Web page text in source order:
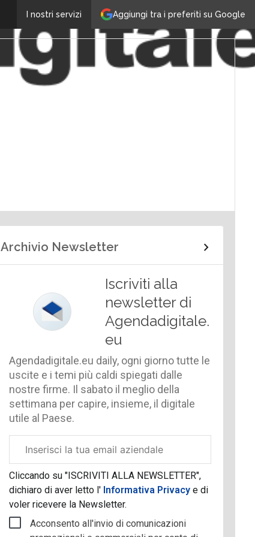
Aggiungi tra i preferiti su Google
I nostri servizi
Archivio Newsletter
Iscriviti alla
newsletter di
Agendadigitale.
eu
Agendadigitale.eu daily, ogni giorno tutte le
uscite e i temi più caldi spiegati dalle
nostre firme. Il sabato il meglio della
settimana per capire, insieme, il digitale
utile al Paese.
aziendale
Cliccando su "ISCRIVITI ALLA NEWSLETTER",
dichiaro di aver letto l' Informativa Privacye di
voler ricevere la Newsletter.
Acconsento all'invio di comunicazioni